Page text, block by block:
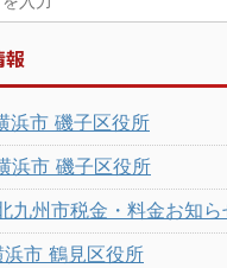
報
市 磯子区役所
市 磯子区役所
州市税金・料金お知ら
市 鶴見区役所